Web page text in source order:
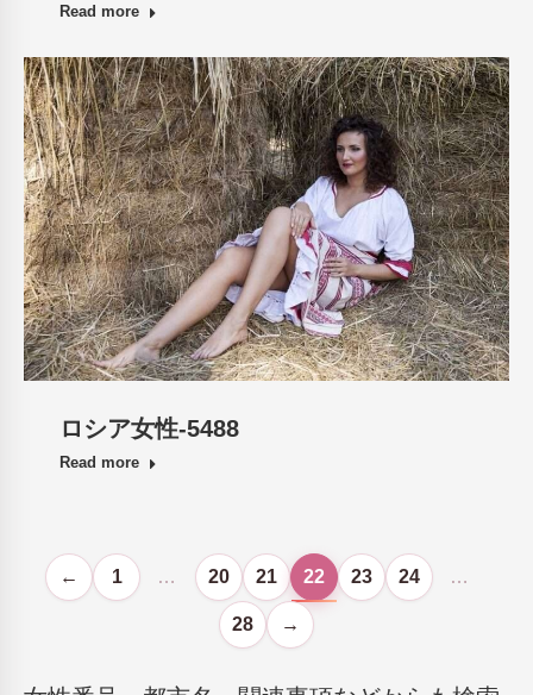
Read more
ロシア女性-5488
Read more
← 1 … 20 21 22 23 24 …
28 →